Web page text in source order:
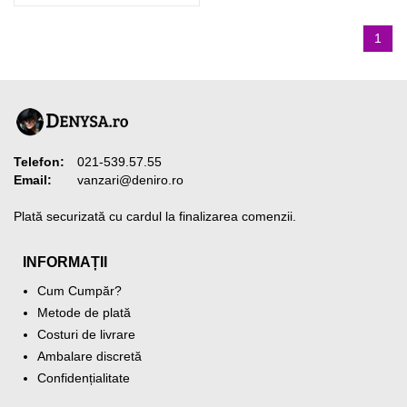
1
Telefon:
021-539.57.55
Email:
vanzari@deniro.ro
Plată securizată cu cardul la finalizarea comenzii.
INFORMAȚII
Cum Cumpăr?
Metode de plată
Costuri de livrare
Ambalare discretă
Confidențialitate